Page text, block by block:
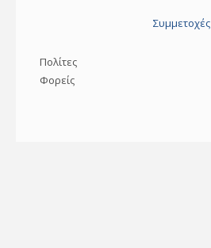
Συμμετοχές
Πολίτες
Φορείς